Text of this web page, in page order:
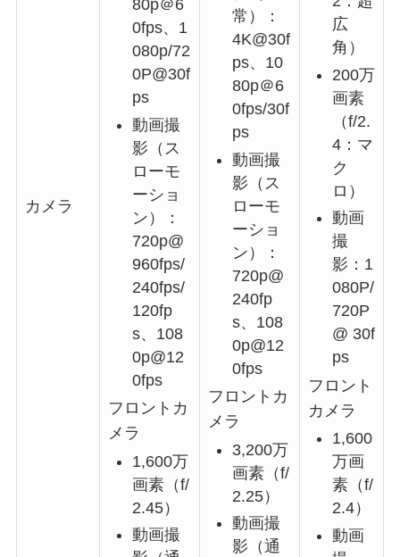
カメラ
80p＠6
0fps、1
080p/72
0P@30f
ps
動画撮
影（ス
ローモ
ーショ
ン）：
720p@
960fps/
240fps/
120fp
s、108
0p@12
0fps
フロントカ
メラ
1,600万
画素（f/
2.45）
動画撮
常）：
4K@30f
ps、10
80p＠6
0fps/30f
ps
動画撮
影（ス
ローモ
ーショ
ン）：
720p@
240fp
s、108
0p@12
0fps
フロントカ
メラ
3,200万
画素（f/
2.25）
動画撮
影（通
広
角）
200万
画素
（f/2.
4：マ
ク
ロ）
動画
撮
影：1
080P/
720P
@ 30f
ps
フロント
カメラ
1,600
万画
素（f/
2.4）
動画